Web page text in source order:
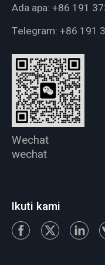
Ada apa: +86 191
Telegram: +86 191
Wechat
wechat
Ikuti kami